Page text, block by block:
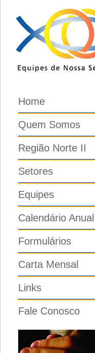
Home
Quem Somos
Região Norte II
Setores
Equipes
Calendário Anual
Formulários
Carta Mensal
Links
Fale Conosco